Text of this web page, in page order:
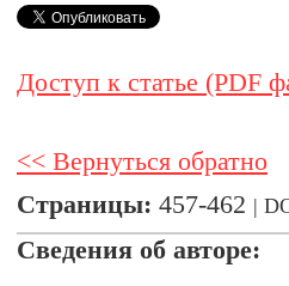
Доступ к статье (PDF
<< Вернуться обратно
Страницы: 457-462 |
Сведения об авторe: